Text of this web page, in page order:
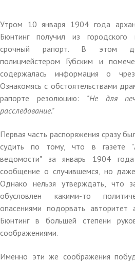
Утром 10 января 1904 года
Бюнтинг получил из городского
срочный рапорт. В этом
полицмейстером Губским и
содержалась информация о
Ознакомясь с обстоятельствами
рапорте резолюцию: "Не для
расследование."
Первая часть распоряжения сразу
судить по тому, что в газете
ведомости" за январь 1904
сообщение о случившемся, но
Однако нельзя утверждать, что
обусловлен какими-то
опасениями подорвать
Бюнтинг в большей степени
соображениями.
Именно эти же соображения